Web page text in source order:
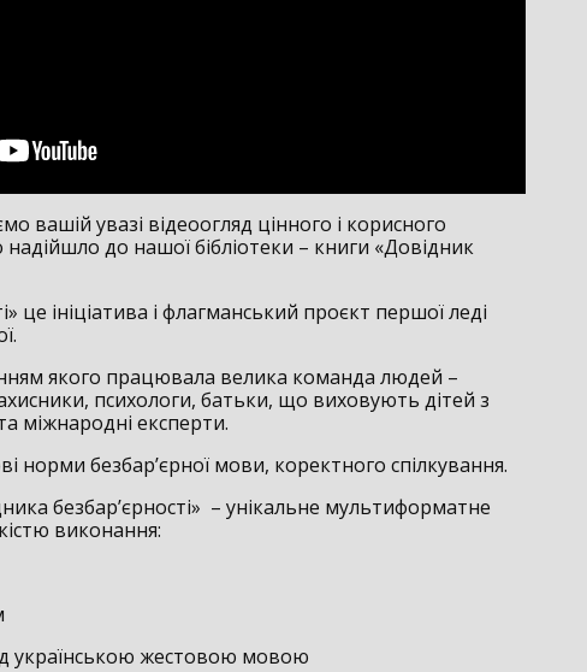
вашій увазі відеоогляд цінного і корисного
до нашої бібліотеки – книги «Довідник
це ініціатива і флагманський проєкт першої леді
якого працювала велика команда людей –
психологи, батьки, що виховують дітей з
міжнародні експерти.
норми безбар’єрної мови, коректного спілкування.
безбар’єрності» – унікальне мультиформатне
виконання:
українською жестовою мовою